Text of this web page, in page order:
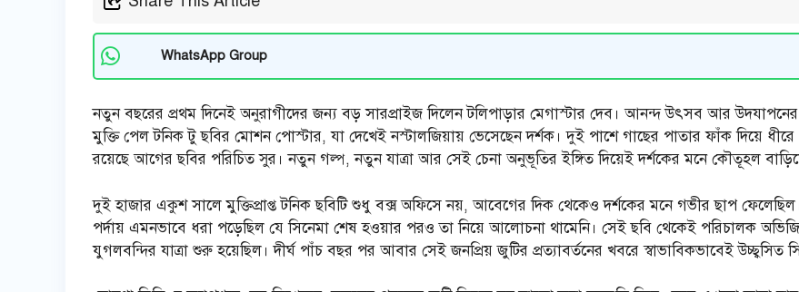
WhatsApp Group
নতুন বছরের প্রথম দিনেই অনুরাগীদের জন্য বড় সারপ্রাইজ দিলেন টলিপাড়ার মেগাস্টার দেব। আনন্দ উৎসব আর
মুক্তি পেল টনিক টু ছবির মোশন পোস্টার, যা দেখেই নস্টালজিয়ায় ভেসেছেন দর্শক। দুই পাশে গাছের পাতার ফাঁক দিয়ে
রয়েছে আগের ছবির পরিচিত সুর। নতুন গল্প, নতুন যাত্রা আর সেই চেনা অনুভূতির ইঙ্গিত দিয়েই দর্শকের মনে কৌতূহল
দুই হাজার একুশ সালে মুক্তিপ্রাপ্ত টনিক ছবিটি শুধু বক্স অফিসে নয়, আবেগের দিক থেকেও দর্শকের মনে গভীর ছাপ
পর্দায় এমনভাবে ধরা পড়েছিল যে সিনেমা শেষ হওয়ার পরও তা নিয়ে আলোচনা থামেনি। সেই ছবি থেকেই পরিচালক
যুগলবন্দির যাত্রা শুরু হয়েছিল। দীর্ঘ পাঁচ বছর পর আবার সেই জনপ্রিয় জুটির প্রত্যাবর্তনের খবরে স্বাভাবিকভাবেই উচ্ছ্বসিত